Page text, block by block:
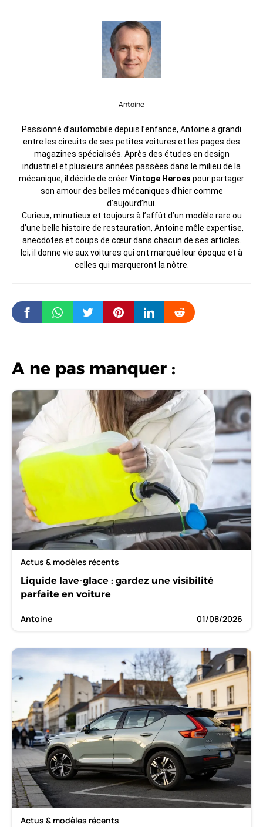
Antoine
Passionné d’automobile depuis l’enfance, Antoine a grandi
entre les circuits de ses petites voitures et les pages des
magazines spécialisés. Après des études en design
industriel et plusieurs années passées dans le milieu de la
mécanique, il décide de créerVintage Heroes pour partager
son amour des belles mécaniques d’hier comme
d’aujourd’hui.
Curieux, minutieux et toujours à l’affût d’un modèle rare ou
d’une belle histoire de restauration, Antoine mêle expertise,
anecdotes et coups de cœur dans chacun de ses articles.
Ici, il donne vie aux voitures qui ont marqué leur époque et à
celles qui marqueront la nôtre.
A ne pas manquer :
Actus & modèles récents
Liquide lave-glace : gardez une visibilité
parfaite en voiture
Antoine 01/08/2026
Actus & modèles récents